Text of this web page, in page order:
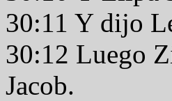
30:11 Y dijo
30:12 Luego
Jacob.